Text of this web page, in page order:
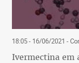
18:05 - 16/06/2021 -
Ivermectina em